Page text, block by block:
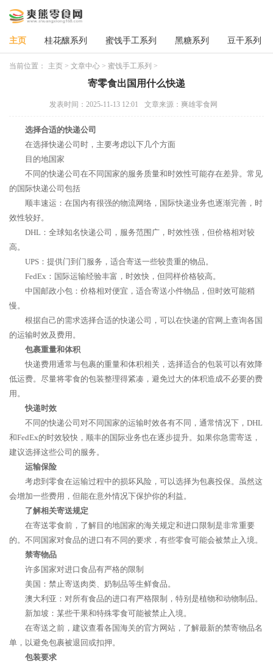
主页 桂花釀系列 蜜饯手工系列 黑糖系列 豆干系列
当前位置： 主页 > 文章中心 > 蜜饯手工系列 >
寄零食出国用什么快递
发表时间：2025-11-13 12:01 文章来源：爽雄零食网
选择合适的快递公司
在选择快递公司时，主要考虑以下几个方面
目的地国家
不同的快递公司在不同国家的服务质量和时效性可能存在差异。常见
的国际快递公司包括
顺丰速运：在国内有很强的物流网络，国际快递业务也逐渐完善，时
效性较好。
DHL：全球知名快递公司，服务范围广，时效性强，但价格相对较
高。
UPS：提供门到门服务，适合寄送一些较贵重的物品。
FedEx：国际运输经验丰富，时效快，但同样价格较高。
中国邮政小包：价格相对便宜，适合寄送小件物品，但时效可能稍
慢。
根据自己的需求选择合适的快递公司，可以在快递的官网上查询各国
的运输时效及费用。
包裹重量和体积
快递费用通常与包裹的重量和体积相关，选择适合的包装可以有效降
低运费。尽量将零食的包装整理得紧凑，避免过大的体积造成不必要的费
用。
快递时效
不同的快递公司对不同国家的运输时效各有不同，通常情况下，DHL
和FedEx的时效较快，顺丰的国际业务也在逐步提升。如果你急需寄送，
建议选择这些公司的服务。
运输保险
考虑到零食在运输过程中的损坏风险，可以选择为包裹投保。虽然这
会增加一些费用，但能在意外情况下保护你的利益。
了解相关寄送规定
在寄送零食前，了解目的地国家的海关规定和进口限制是非常重要
的。不同国家对食品的进口有不同的要求，有些零食可能会被禁止入境。
禁寄物品
许多国家对进口食品有严格的限制
美国：禁止寄送肉类、奶制品等生鲜食品。
澳大利亚：对所有食品的进口有严格限制，特别是植物和动物制品。
新加坡：某些干果和特殊零食可能被禁止入境。
在寄送之前，建议查看各国海关的官方网站，了解最新的禁寄物品名
单，以避免包裹被退回或扣押。
包装要求